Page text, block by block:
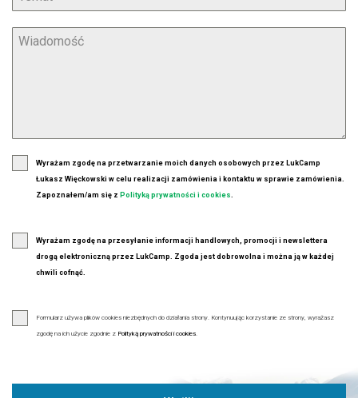
Wyrażam zgodę na przetwarzanie moich danych osobowych przez LukCamp
Łukasz Więckowski w celu realizacji zamówienia i kontaktu w sprawie zamówienia.
Zapoznałem/am się z Polityką prywatności i cookies.
Wyrażam zgodę na przesyłanie informacji handlowych, promocji i newslettera
drogą elektroniczną przez LukCamp. Zgoda jest dobrowolna i można ją w każdej
chwili cofnąć.
Formularz używa plików cookies niezbędnych do działania strony. Kontynuując korzystanie ze strony, wyrażasz
zgodę na ich użycie zgodnie z Polityką prywatności i cookies.